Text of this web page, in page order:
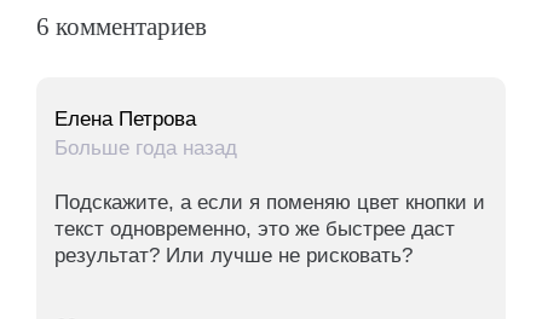
6 комментариев
Елена Петрова
Больше года назад
Подскажите, а если я поменяю цвет кнопки и
текст одновременно, это же быстрее даст
результат? Или лучше не рисковать?